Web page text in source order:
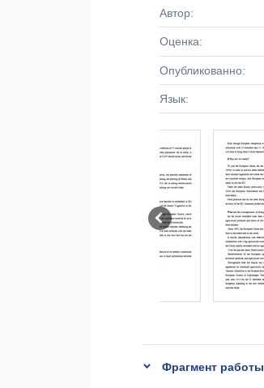
Автор:
Оценка:
Опубликованно:
Язык:
Фрагмент работы